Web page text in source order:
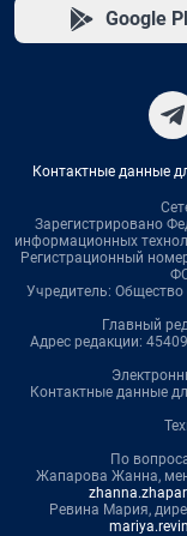
Google
Контактные данные
Зарегистрировано
информационных
Регистрационный
Учредитель:
Главный
Адрес редакции:
Контактные данные
По
Жапарова Жанна,
Ревина Мария,